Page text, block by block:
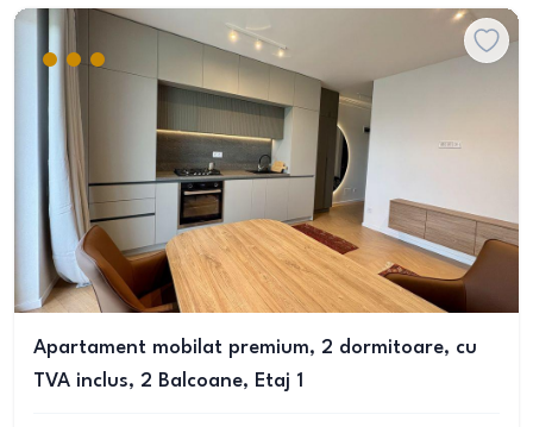
Apartament mobilat premium, 2 dormitoare, cu
TVA inclus, 2 Balcoane, Etaj 1